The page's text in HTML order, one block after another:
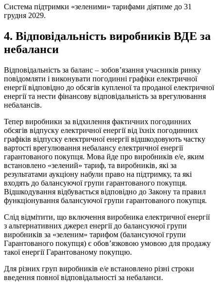
Система підтримки «зеленими» тарифами діятиме до 31
грудня 2029.
4. Відповідальність виробників ВДЕ за
небаланси
Відповідальність за баланс – зобов’язання учасників ринку
повідомляти і виконувати погодинні графіки електричної
енергії відповідно до обсягів купленої та проданої електричної
енергії та нести фінансову відповідальність за врегулювання
небалансів.
Тепер виробники за відхилення фактичних погодинних
обсягів відпуску електричної енергії від їхніх погодинних
графіків відпуску електричної енергії відшкодовують частку
вартості врегулювання небалансу електричної енергії
гарантованого покупця. Мова йде про виробників е/е, яким
встановлено «зелений» тариф, та виробників, які за
результатами аукціону набули право на підтримку, та які
входять до балансуючої групи гарантованого покупця.
Відшкодування відбувається відповідно до Закону та правил
функціонування балансуючої групи гарантованого покупця.
Слід відмітити, що включення виробника електричної енергії
з альтернативних джерел енергії до балансуючої групи
виробників за «зеленим» тарифом (балансуючої групи
Гарантованого покупця) є обов’язковою умовою для продажу
такої енергії Гарантованому покупцю.
Для різних груп виробників е/е встановлено різні строки
введення повної відповідальності за небаланси.